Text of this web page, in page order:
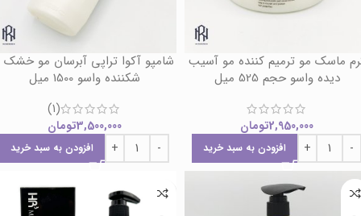
ماسک مو ترمیم کننده مو آسیب
دیده واسو حجم 525 میل
2,950,000تومان
افزودن به سبد خرید
شامپو آکوا تراپی آبرسان مو خشک
شکننده واسو 1500 میل
(1)
3,500,000تومان
افزودن به سبد خرید